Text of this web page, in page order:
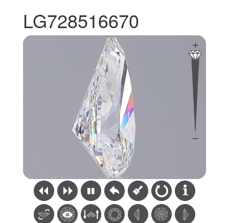
LG728516670